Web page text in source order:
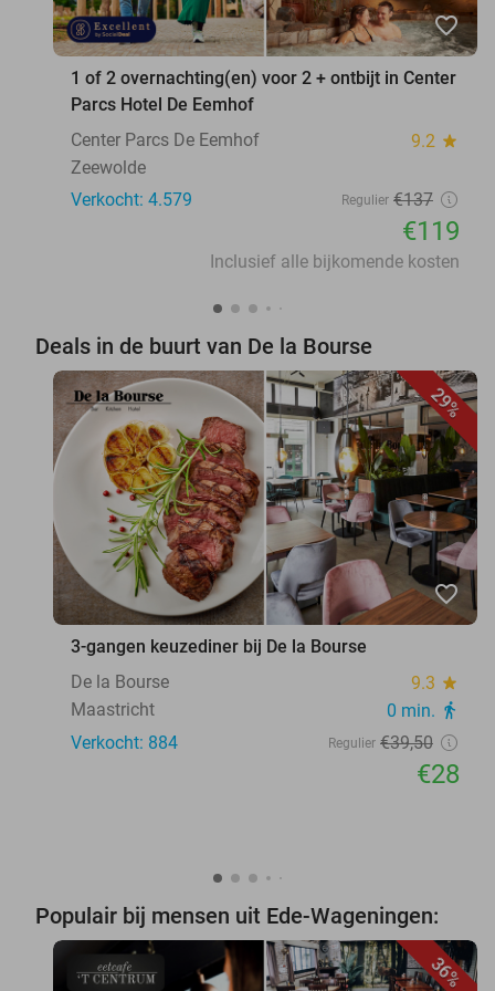
favorite_border
1 of 2 overnachting(en) voor 2 + ontbijt in Center
Parcs Hotel De Eemhof
Center Parcs De Eemhof
9.2 star
Zeewolde
Verkocht: 4.579
Regulier €137
€119
Inclusief alle bijkomende kosten
Deals in de buurt van De la Bourse
29%
favorite_border
3-gangen keuzediner bij De la Bourse
De la Bourse
9.3 star
Maastricht 0 min. directions_walk
Verkocht: 884 Regulier €39,50
€28
Populair bij mensen uit Ede-Wageningen:
36%